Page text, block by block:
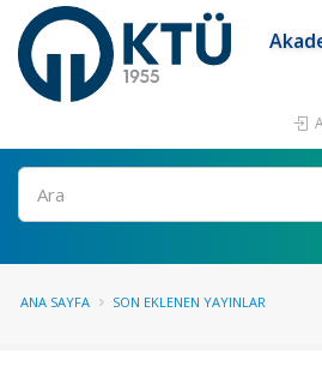
Ara
ANA SAYFA SON EKLENEN YAYINLAR